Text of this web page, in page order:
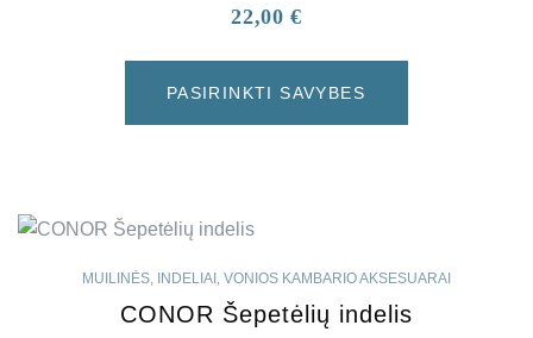
22,00 €
PASIRINKTI SAVYBES
MUILINĖS, INDELIAI , VONIOS KAMBARIO AKSESUARAI
CONOR Šepetėlių indelis